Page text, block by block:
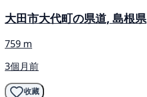
大田市大代町の県道, 島根県
759 m
3個月前
收藏